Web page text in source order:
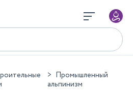
Промышленный
альпинизм